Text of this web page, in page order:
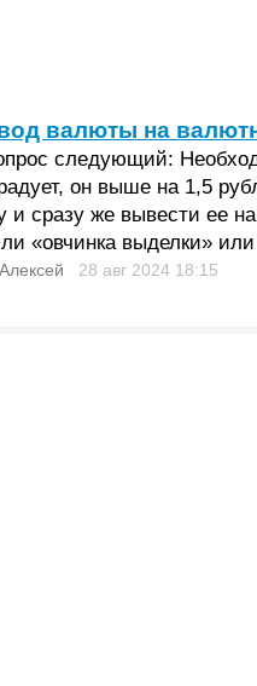
валюты на
следующий:
он выше на 1,5
и сразу же вывести ее
«овчинка выделки»
Алексей 28 авг 2024 18:15